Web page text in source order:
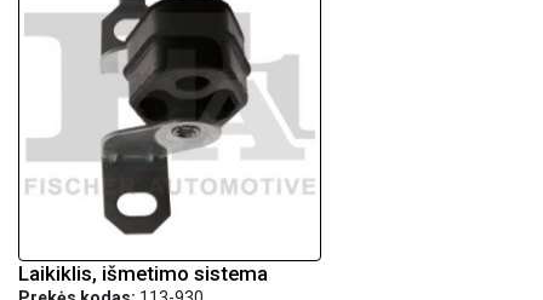
Laikiklis, išmetimo sistema